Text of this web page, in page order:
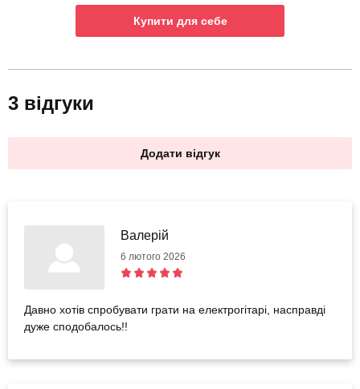
Купити для себе
3 відгуки
Додати відгук
Валерій
6 лютого 2026
Давно хотів спробувати грати на електрогітарі, насправді
дуже сподобалось!!